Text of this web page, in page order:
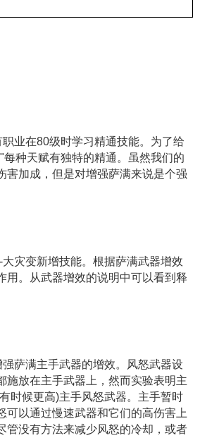
在80级时学习精通技能。为了给
种天赋有独特的精通。虽然我们的
害加成，但是对增强萨满来说是个强
变新增技能。根据萨满武器增效
用。从武器增效的说明中可以看到释
满主手武器的增效。风怒武器设
施放在主手武器上，然而实验表明主
时候更高)主手风怒武器。主手暂时
可以通过慢速武器和它们的高伤害上
管没有方法来减少风怒的冷却，或者